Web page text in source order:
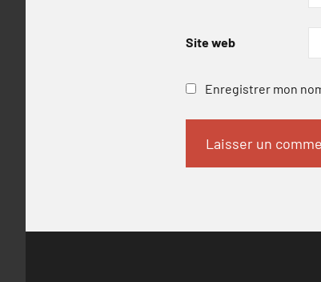
Site web
Enregistrer mon